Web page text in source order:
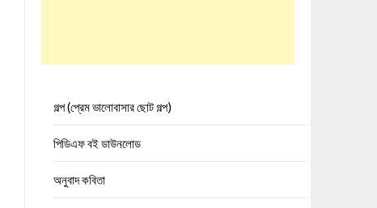
গল্প (প্রেম ভালোবাসার ছোট গল্প)
পিডিএফ বই ডাউনলোড
অনুবাদ কবিতা